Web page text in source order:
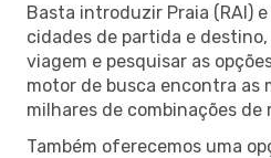
Basta introduzir Praia (RAI) e
cidades de partida e
viagem e pesquisar as
motor de busca encontra as
milhares de combinações de
Também oferecemos uma